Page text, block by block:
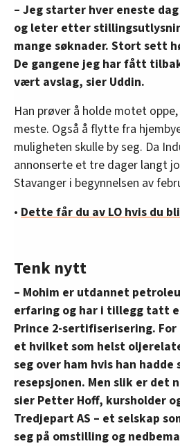
– Jeg starter hver eneste
og leter etter
mange søknader. Stort sett
De gangene jeg har fått
vært avslag, sier Uddin.
Han prøver å holde motet
meste. Også å flytte fra
muligheten skulle by seg. Da
annonserte et tre dager langt
Stavanger i begynnelsen av
• Dette får du av LO hvis du
Tenk nytt
– Mohim er utdannet
erfaring og har i tillegg tatt
Prince 2-sertifiserisering.
et hvilket som helst
seg over ham hvis han
resepsjonen. Men slik er det
sier Petter Hoff, kursholder
Tredjepart AS – et selskap
seg på omstilling og